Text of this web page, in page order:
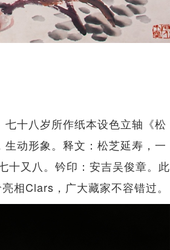
十八岁所作纸本设色立轴《松
动形象。释文：松芝延寿，一
十又八。钤印：安吉吴俊章。此
相Clars，广大藏家不容错过。